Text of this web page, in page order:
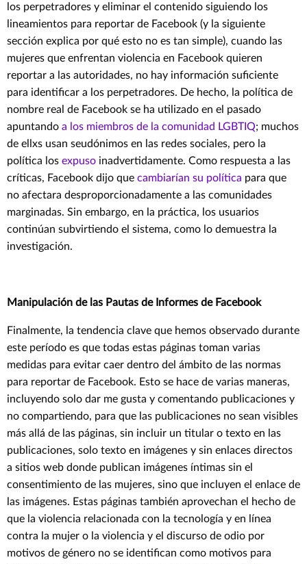
los perpetradores y eliminar el contenido siguiendo los
lineamientos para reportar de Facebook (y la siguiente
sección explica por qué esto no es tan simple), cuando las
mujeres que enfrentan violencia en Facebook quieren
reportar a las autoridades, no hay información suficiente
para identificar a los perpetradores. De hecho, la política de
nombre real de Facebook se ha utilizado en el pasado
apuntando a los miembros de la comunidad LGBTIQ; muchos
de ellxs usan seudónimos en las redes sociales, pero la
política los expuso inadvertidamente. Como respuesta a las
críticas, Facebook dijo que cambiarían su política para que
no afectara desproporcionadamente a las comunidades
marginadas. Sin embargo, en la práctica, los usuarios
continúan subvirtiendo el sistema, como lo demuestra la
investigación.
Manipulación de las Pautas de Informes de Facebook
Finalmente, la tendencia clave que hemos observado durante
este período es que todas estas páginas toman varias
medidas para evitar caer dentro del ámbito de las normas
para reportar de Facebook. Esto se hace de varias maneras,
incluyendo solo dar me gusta y comentando publicaciones y
no compartiendo, para que las publicaciones no sean visibles
más allá de las páginas, sin incluir un titular o texto en las
publicaciones, solo texto en imágenes y sin enlaces directos
a sitios web donde publican imágenes íntimas sin el
consentimiento de las mujeres, sino que incluyen el enlace de
las imágenes. Estas páginas también aprovechan el hecho de
que la violencia relacionada con la tecnología y en línea
contra la mujer o la violencia y el discurso de odio por
motivos de género no se identifican como motivos para